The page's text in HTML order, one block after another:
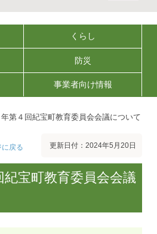
くらし
防災
事業者向け情報
第４回紀宝町教育委員会会議について
戻る 更新日付：2024年5月20日
宝町教育委員会会議